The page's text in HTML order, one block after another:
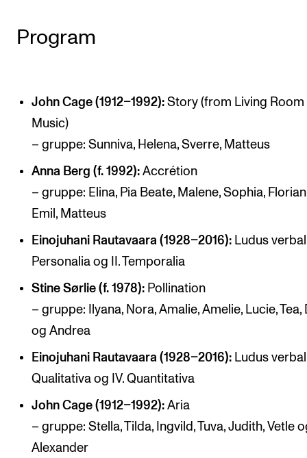
Program
John Cage (1912–1992): Story (from Living Room
Music)
– gruppe: Sunniva, Helena, Sverre, Matteus
Anna Berg (f. 1992): Accrétion
– gruppe: Elina, Pia Beate, Malene, Sophia,
Emil, Matteus
Einojuhani Rautavaara (1928–2016): Ludus
Personalia og II. Temporalia
Stine Sørlie (f. 1978): Pollination
– gruppe: Ilyana, Nora, Amalie, Amelie, Lucie, Tea,
og Andrea
Einojuhani Rautavaara (1928–2016): Ludus
Qualitativa og IV. Quantitativa
John Cage (1912–1992): Aria
– gruppe: Stella, Tilda, Ingvild, Tuva, Judith, Vetle
Alexander